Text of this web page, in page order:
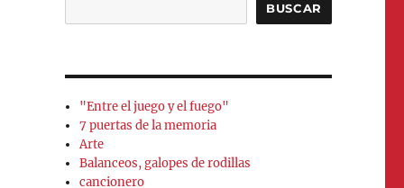
BUSCAR
"Entre el juego y el fuego"
7 puertas de la memoria
Arte
Balanceos, galopes de rodillas
cancionero